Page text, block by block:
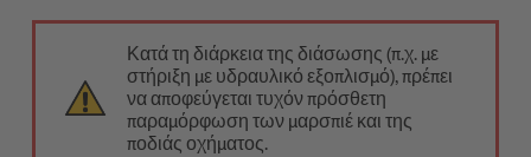
Κατά τη διάρκεια της διάσωσης (π.χ. με
στήριξη με υδραυλικό εξοπλισμό), πρέπει
να αποφεύγεται τυχόν πρόσθετη
παραμόρφωση των μαρσπιέ και της
ποδιάς οχήματος.